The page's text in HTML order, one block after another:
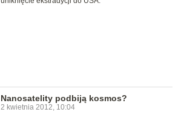
Nanosatelity podbiją kosmos?
2 kwietnia 2012, 10:04